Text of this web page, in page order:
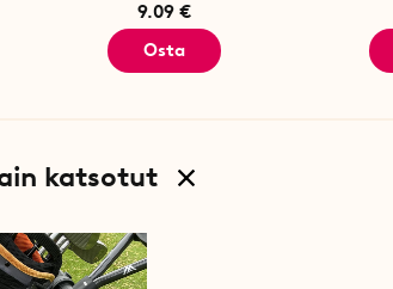
9.09 €
Osta
katsotut